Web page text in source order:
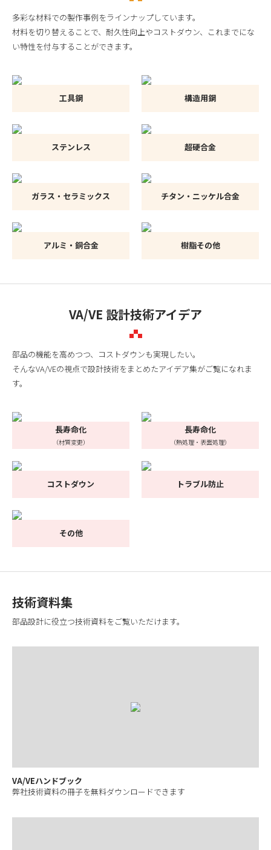
多彩な材料での製作事例をラインナップしています。
材料を切り替えることで、耐久性向上やコストダウン、これまでにな
い特性を付与することができます。
工具鋼 構造用鋼
ステンレス 超硬合金
ガラス・セラミックス チタン・ニッケル合金
アルミ・銅合金 樹脂その他
VA/VE 設計技術アイデア
部品の機能を高めつつ、コストダウンも実現したい。
そんなVA/VEの視点で設計技術をまとめたアイデア集がご覧になれま
す。
長寿命化
（材質変更）
長寿命化
（熱処理・表面処理）
コストダウン トラブル防止
その他
技術資料集
部品設計に役立つ技術資料をご覧いただけます。
VA/VEハンドブック
弊社技術資料の冊子を無料ダウンロードできます